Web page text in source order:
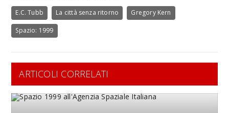
E.C. Tubb La città senza ritorno Gregory Kern
Spazio: 1999
ARTICOLI CORRELATI